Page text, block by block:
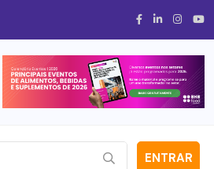
ENTRAR